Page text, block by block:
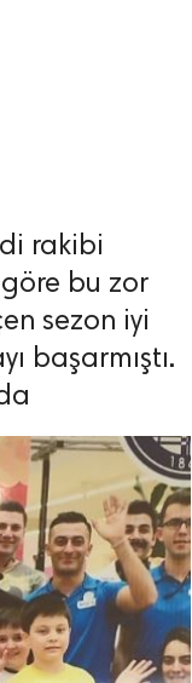
rakibi
bu zor
sezon iyi
başarmıştı.